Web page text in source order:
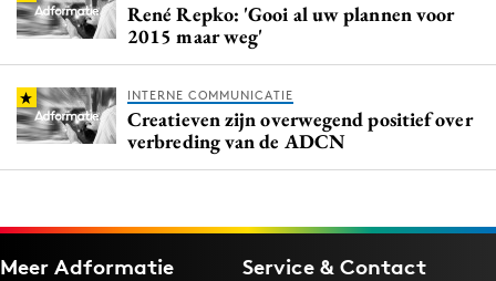
René Repko: 'Gooi al uw plannen voor
2015 maar weg'
INTERNE COMMUNICATIE
Creatieven zijn overwegend positief over
verbreding van de ADCN
Meer Adformatie Service & Contact